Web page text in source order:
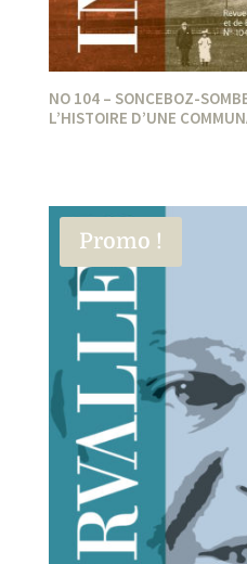
NO 104 – SONCEBOZ-
L’HISTOIRE D’UNE
Promo !